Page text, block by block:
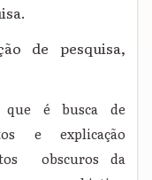
de pesquisa,
que é busca de
e explicação
obscuros da